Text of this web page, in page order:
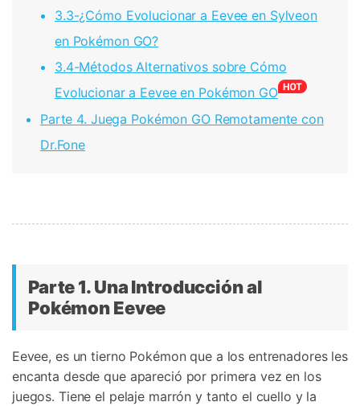
3.3-¿Cómo Evolucionar a Eevee en Sylveon
en Pokémon GO?󠀲󠀡󠀨󠀠󠀢󠀣󠀢󠀤󠀦󠀳
3.4-Métodos Alternativos sobre Cómo
Evolucionar a Eevee en Pokémon GO󠀲󠀡󠀨󠀠󠀢󠀣󠀢󠀤󠀧󠀳
Parte 4. Juega Pokémon GO Remotamente con
Dr.Fone
Parte 1. Una Introducción al
Pokémon Eevee󠀲󠀡󠀨󠀠󠀢󠀣󠀢󠀣󠀩󠀳
󠀰Eevee, es un tierno Pokémon que a los entrenadores les
encanta desde que apareció por primera vez en los
juegos.󠀲󠀡󠀨󠀠󠀢󠀣󠀢󠀥󠀣󠀳󠀰 Tiene el pelaje marrón y tanto el cuello y la